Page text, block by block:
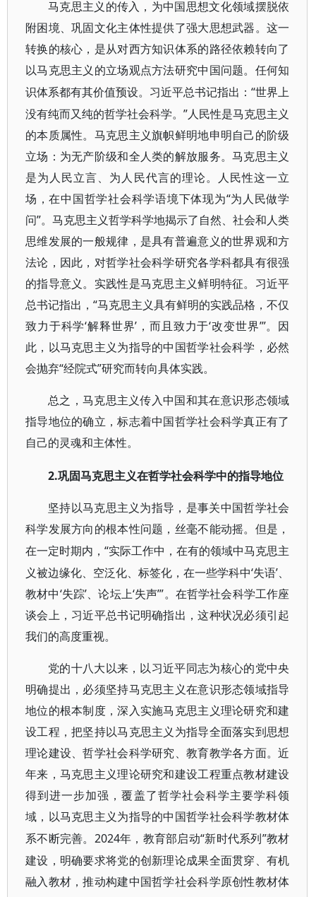
马克思主义的传入，为中国思想文化领域摆脱依
附困境、巩固文化主体性提供了强大思想武器。这一
转换的核心，是从对西方知识体系的路径依赖转向了
以马克思主义的立场观点方法研究中国问题。任何知
识体系都有其价值预设。习近平总书记指出：“世界上
没有纯而又纯的哲学社会科学。”人民性是马克思主义
的本质属性。马克思主义旗帜鲜明地申明自己的阶级
立场：为无产阶级和全人类的解放服务。马克思主义
是为人民立言、为人民代言的理论。人民性这一立
场，在中国哲学社会科学语境下体现为“为人民做学
问”。马克思主义哲学科学地揭示了自然、社会和人类
思维发展的一般规律，是具有普遍意义的世界观和方
法论，因此，对哲学社会科学研究各学科都具有很强
的指导意义。实践性是马克思主义鲜明特征。习近平
总书记指出，“马克思主义具有鲜明的实践品格，不仅
致力于科学‘解释世界’，而且致力于‘改变世界’”。因
此，以马克思主义为指导的中国哲学社会科学，必然
会抛弃“经院式”研究而转向具体实践。
总之，马克思主义传入中国和其在意识形态领域
指导地位的确立，标志着中国哲学社会科学真正有了
自己的灵魂和主体性。
2.巩固马克思主义在哲学社会科学中的指导地位
坚持以马克思主义为指导，是事关中国哲学社会
科学发展方向的根本性问题，丝毫不能动摇。但是，
在一定时期内，“实际工作中，在有的领域中马克思主
义被边缘化、空泛化、标签化，在一些学科中‘失语’、
教材中‘失踪’、论坛上‘失声’”。在哲学社会科学工作座
谈会上，习近平总书记明确指出，这种状况必须引起
我们的高度重视。
党的十八大以来，以习近平同志为核心的党中央
明确提出，必须坚持马克思主义在意识形态领域指导
地位的根本制度，深入实施马克思主义理论研究和建
设工程，把坚持以马克思主义为指导全面落实到思想
理论建设、哲学社会科学研究、教育教学各方面。近
年来，马克思主义理论研究和建设工程重点教材建设
得到进一步加强，覆盖了哲学社会科学主要学科领
域，以马克思主义为指导的中国哲学社会科学教材体
系不断完善。 2024年，教育部启动“新时代系列”教材
建设，明确要求将党的创新理论成果全面贯穿、有机
融入教材，推动构建中国哲学社会科学原创性教材体